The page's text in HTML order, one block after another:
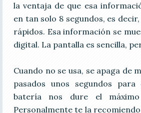
la ventaja de que esa
en tan solo 8 segundos, es
rápidos. Esa información se
digital. La pantalla es sencilla,
Cuando no se usa, se apaga de
pasados unos segundos
batería nos dure el
Personalmente te la